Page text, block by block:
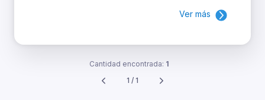
Ver más
Cantidad encontrada: 1
1 / 1